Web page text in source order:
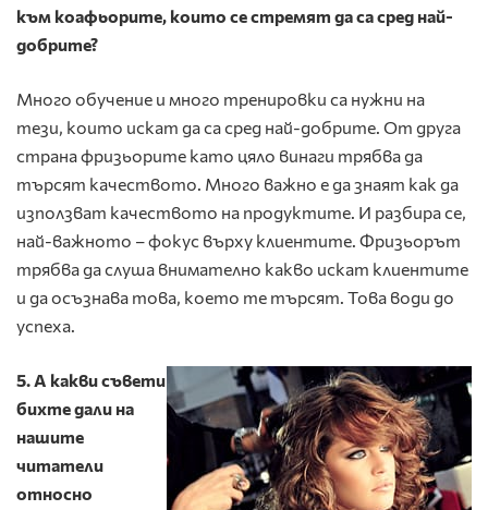
към коафьорите, които се стремят да са сред най-
добрите?
Много обучение и много тренировки са нужни на
тези, които искат да са сред най-добрите. От друга
страна фризьорите като цяло винаги трябва да
търсят качеството. Много важно е да знаят как да
използват качеството на продуктите. И разбира се,
най-важното – фокус върху клиентите. Фризьорът
трябва да слуша внимателно какво искат клиентите
и да осъзнава това, което те търсят. Това води до
успеха.
5.А какви съвети
бихте дали на
нашите
читатели
относно